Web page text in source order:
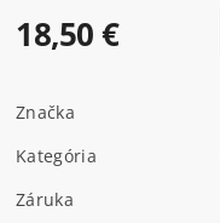
18,50 €
Značka
Kategória
Záruka